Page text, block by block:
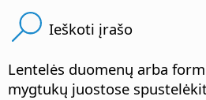
Ieškoti įrašo
Lentelės duomenų arba
mygtukų juostose